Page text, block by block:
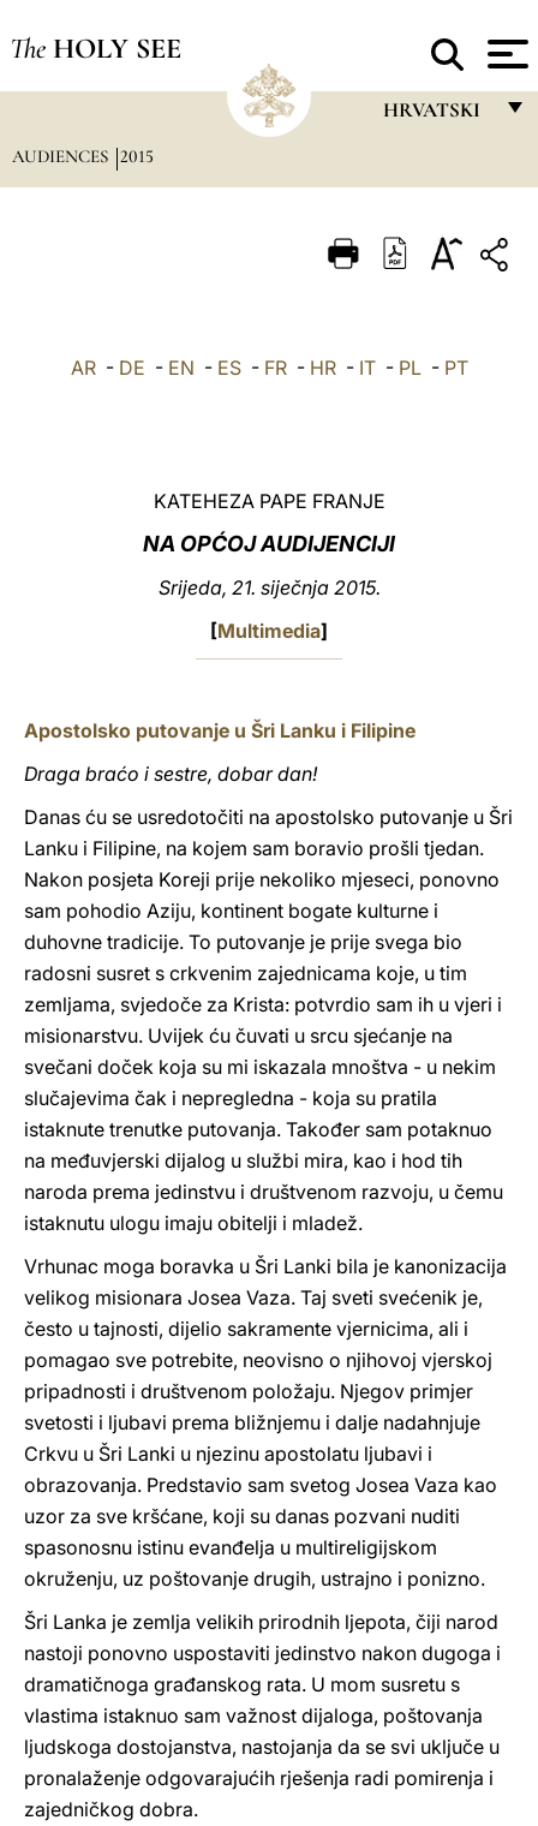
The HOLY SEE
HRVATSKI
ITALIANO
中文
AUDIENCES 2015
AR- DE - EN - ES- FR- HR- IT- PL- PT
KATEHEZA PAPE FRANJE
NA OPĆOJ AUDIJENCIJI
Srijeda, 21. siječnja 2015.
[Multimedia]
Apostolsko putovanje u Šri Lanku i Filipine
Draga braćo i sestre, dobar dan!
Danas ću se usredotočiti na apostolsko putovanje u Šri
Lanku i Filipine, na kojem sam boravio prošli tjedan.
Nakon posjeta Koreji prije nekoliko mjeseci, ponovno
sam pohodio Aziju, kontinent bogate kulturne i
duhovne tradicije. To putovanje je prije svega bio
radosni susret s crkvenim zajednicama koje, u tim
zemljama, svjedoče za Krista: potvrdio sam ih u vjeri i
misionarstvu. Uvijek ću čuvati u srcu sjećanje na
svečani doček koja su mi iskazala mnoštva - u nekim
slučajevima čak i nepregledna - koja su pratila
istaknute trenutke putovanja. Također sam potaknuo
na međuvjerski dijalog u službi mira, kao i hod tih
naroda prema jedinstvu i društvenom razvoju, u čemu
istaknutu ulogu imaju obitelji i mladež.
Vrhunac moga boravka u Šri Lanki bila je kanonizacija
velikog misionara Josea Vaza. Taj sveti svećenik je,
često u tajnosti, dijelio sakramente vjernicima, ali i
pomagao sve potrebite, neovisno o njihovoj vjerskoj
pripadnosti i društvenom položaju. Njegov primjer
svetosti i ljubavi prema bližnjemu i dalje nadahnjuje
Crkvu u Šri Lanki u njezinu apostolatu ljubavi i
obrazovanja. Predstavio sam svetog Josea Vaza kao
uzor za sve kršćane, koji su danas pozvani nuditi
spasonosnu istinu evanđelja u multireligijskom
okruženju, uz poštovanje drugih, ustrajno i ponizno.
Šri Lanka je zemlja velikih prirodnih ljepota, čiji narod
nastoji ponovno uspostaviti jedinstvo nakon dugoga i
dramatičnoga građanskog rata. U mom susretu s
vlastima istaknuo sam važnost dijaloga, poštovanja
ljudskoga dostojanstva, nastojanja da se svi uključe u
pronalaženje odgovarajućih rješenja radi pomirenja i
zajedničkog dobra.